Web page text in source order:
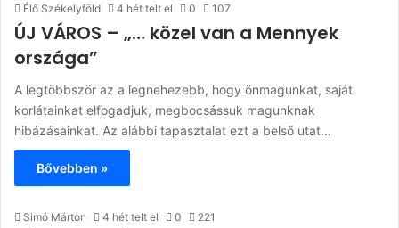
Élő Székelyföld 4 hét telt el 0 107
ÚJ VÁROS – „… közel van a Mennyek
országa”
A legtöbbször az a legnehezebb, hogy önmagunkat, saját
korlátainkat elfogadjuk, megbocsássuk magunknak
hibázásainkat. Az alábbi tapasztalat ezt a belső utat…
Bővebben »
Simó Márton 4 hét telt el 0 221